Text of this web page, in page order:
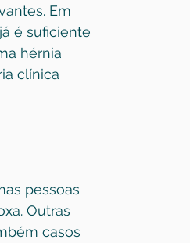
Em
é suficiente
hérnia
clínica
pessoas
Outras
casos